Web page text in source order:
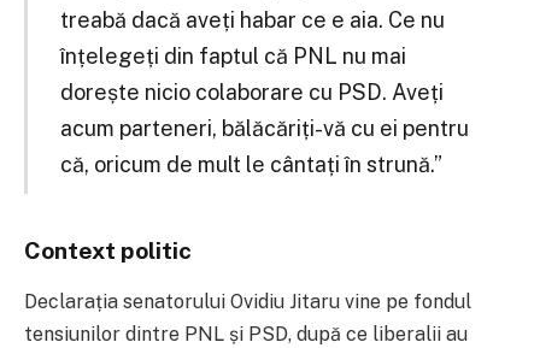
treabă dacă aveți habar ce e aia. Ce nu
înțelegeți din faptul că PNL nu mai
dorește nicio colaborare cu PSD. Aveți
acum parteneri, bălăcăriți-vă cu ei pentru
că, oricum de mult le cântați în strună.”
Context politic
Declarația senatorului Ovidiu Jitaru vine pe fondul
tensiunilor dintre PNL și PSD, după ce liberalii au